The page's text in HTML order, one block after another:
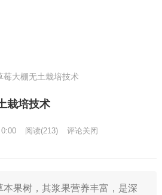
莓大棚无土栽培技术
栽培技术
阅读(213) 评论关闭
果树，其浆果营养丰富，是深